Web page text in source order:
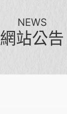
NEWS
網站公告